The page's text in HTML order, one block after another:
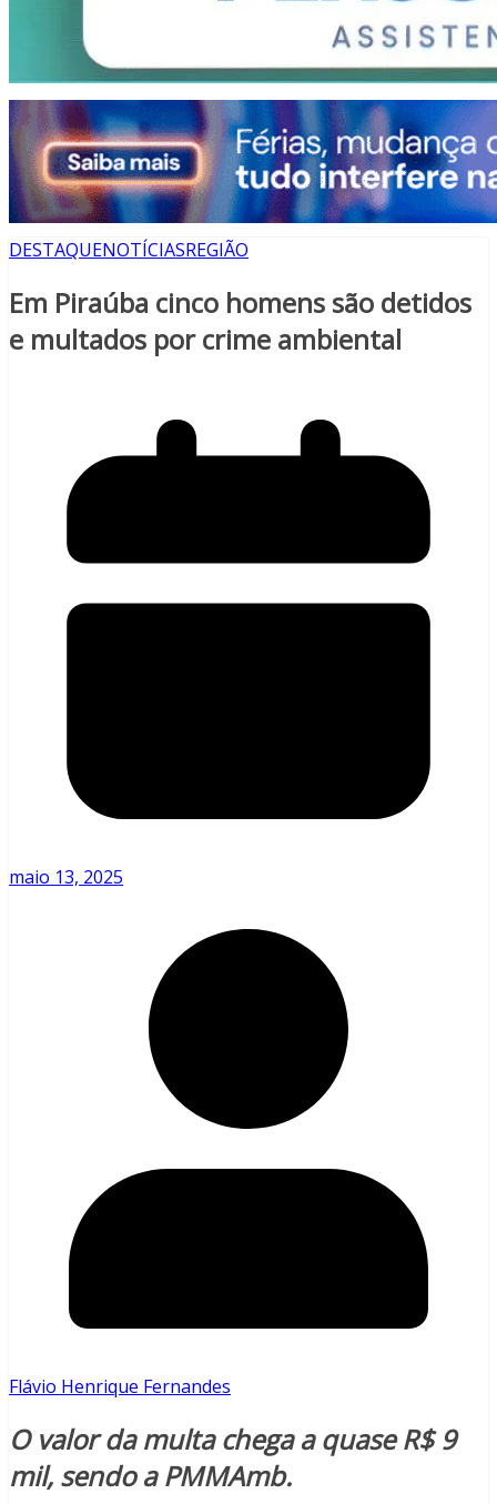
DESTAQUENOTÍCIASREGIÃO
Em Piraúba cinco homens são detidos
e multados por crime ambiental
maio 13, 2025
Flávio Henrique Fernandes
O valor da multa chega a quase R$ 9
mil, sendo a PMMAmb.